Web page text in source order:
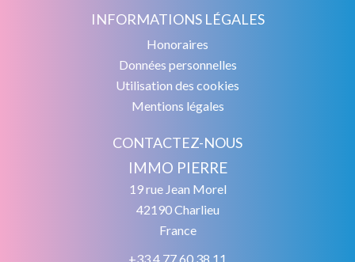
INFORMATIONS LÉGALES
Honoraires
Données personnelles
Utilisation des cookies
Mentions légales
CONTACTEZ-NOUS
IMMO PIERRE
19 rue Jean Morel
42190Charlieu
France
+33 4 77 60 38 11